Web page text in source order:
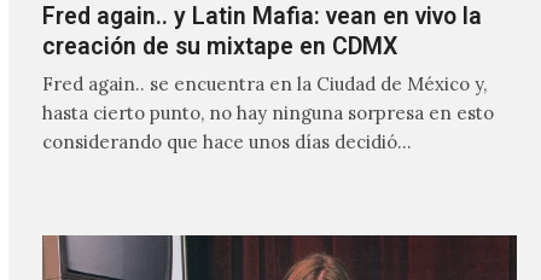
Fred again.. y Latin Mafia: vean en vivo la
creación de su mixtape en CDMX
Fred again.. se encuentra en la Ciudad de México y,
hasta cierto punto, no hay ninguna sorpresa en esto
considerando que hace unos días decidió…